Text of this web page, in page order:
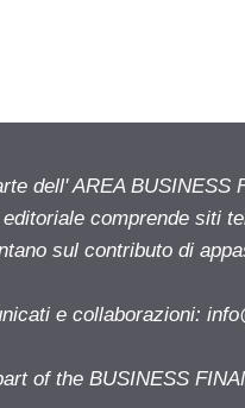
dell' AREA BUSINESS
comprende siti
sul contributo di
e collaborazioni:
of the BUSINESS